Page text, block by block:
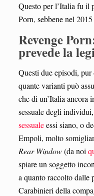
Questo per l’Italia fu il
Porn, sebbene nel
Revenge
prevede la
Questi due episodi,
quante varianti può
che di un’Italia ancora
sessuale degli
sessualeessi siano, o
Empoli, molto
Rear Window(da noi
spiare un soggetto
a quanto raccolto dalle
Carabinieri della